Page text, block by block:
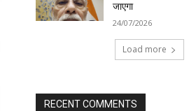
जाएगा
24/07/2026
Load more
RECENT COMMENTS